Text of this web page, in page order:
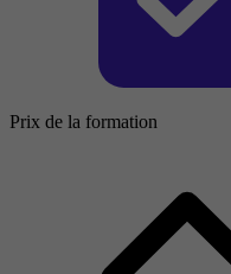
Prix de la formation